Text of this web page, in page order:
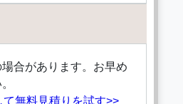
合があります。お早め
無料見積りを試す>>